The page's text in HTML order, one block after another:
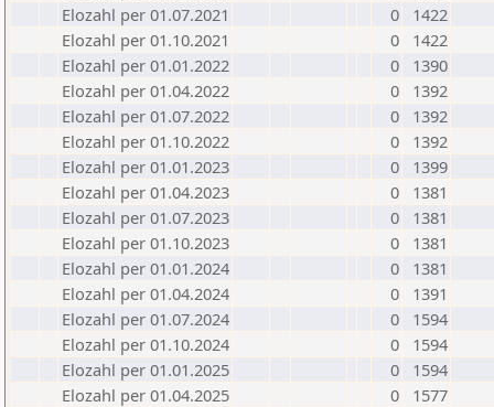
Elozahl per 01.07.2021
0
1422
Elozahl per 01.10.2021
0
1422
Elozahl per 01.01.2022
0
1390
Elozahl per 01.04.2022
0
1392
Elozahl per 01.07.2022
0
1392
Elozahl per 01.10.2022
0
1392
Elozahl per 01.01.2023
0
1399
Elozahl per 01.04.2023
0
1381
Elozahl per 01.07.2023
0
1381
Elozahl per 01.10.2023
0
1381
Elozahl per 01.01.2024
0
1381
Elozahl per 01.04.2024
0
1391
Elozahl per 01.07.2024
0
1594
Elozahl per 01.10.2024
0
1594
Elozahl per 01.01.2025
0
1594
Elozahl per 01.04.2025
0
1577